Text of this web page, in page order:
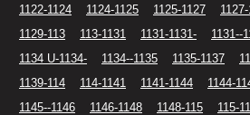
1122-1124
1124-1125 1125-1127
1129-113
113-1131 1131-1131- 1131--
1134 U-1134-
1134--1135 1135-1137
1139-114
114-1141 1141-1144 1144-
1145--1146
1146-1148 1148-115 115-